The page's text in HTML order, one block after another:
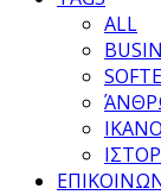
ALL